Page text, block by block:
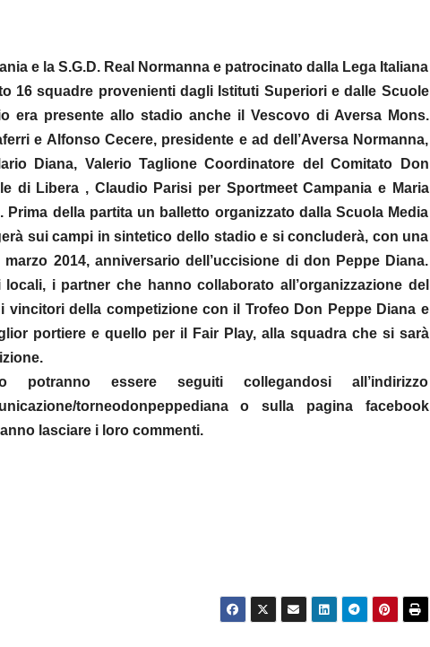
e la S.G.D. Real Normanna e patrocinato dalla Lega Italiana
16 squadre provenienti dagli Istituti Superiori e dalle Scuole
era presente allo stadio anche il Vescovo di Aversa Mons.
e Alfonso Cecere, presidente e ad dell’Aversa Normanna,
Diana, Valerio Taglione Coordinatore del Comitato Don
di Libera , Claudio Parisi per Sportmeet Campania e Maria
Prima della partita un balletto organizzato dalla Scuola Media
sui campi in sintetico dello stadio e si concluderà, con una
2014, anniversario dell’uccisione di don Peppe Diana.
i partner che hanno collaborato all’organizzazione del
della competizione con il Trofeo Don Peppe Diana e
portiere e quello per il Fair Play, alla squadra che si sarà
essere seguiti collegandosi all’indirizzo
torneodonpeppediana o sulla pagina facebook
lasciare i loro commenti.